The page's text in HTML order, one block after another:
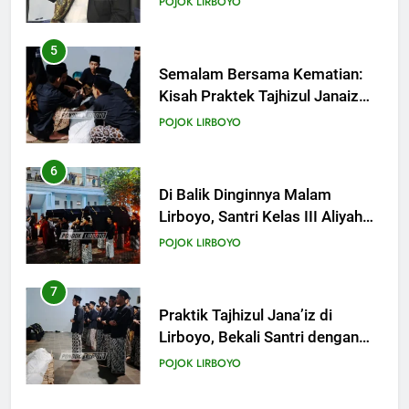
6
Di Balik Dinginnya Malam
Lirboyo, Santri Kelas III Aliyah
Belajar Praktik Tajhizul Janaiz
POJOK LIRBOYO
7
Praktik Tajhizul Jana’iz di
Lirboyo, Bekali Santri dengan
Keterampilan Merawat Jenazah
POJOK LIRBOYO
8
Ujian Al-Qur’an dan
Muhafadzhoh Hadist Pondok
Lirboyo
POJOK LIRBOYO